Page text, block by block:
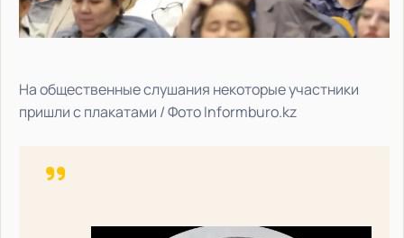
На общественные слушания некоторые участники
пришли с плакатами / Фото Informburo.kz